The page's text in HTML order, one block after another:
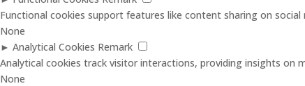
Functional cookies support features like content sharing on
None
► Analytical Cookies Remark
Analytical cookies track visitor interactions, providing insights on
None